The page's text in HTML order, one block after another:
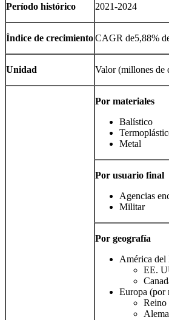
Período histórico 2021-2024
Índice de crecimientoCAGR de5,88%
Unidad Valor (millones de
Por materiales
Balístico
Metal
Por usuario final
Agencias
Militar
Por geografía
América del
EE.
Europa (por
Reino